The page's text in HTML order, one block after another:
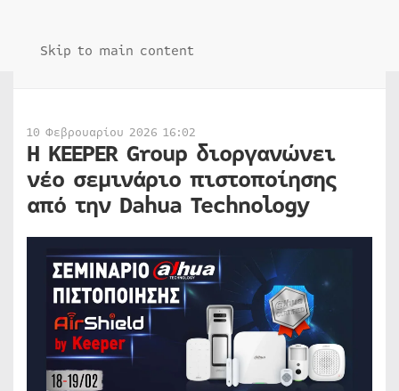
Skip to main content
10 Φεβρουαρίου 2026 16:02
Η KEEPER Group διοργανώνει
νέο σεμινάριο πιστοποίησης
από την Dahua Technology